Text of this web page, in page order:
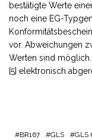
bestätigte Werte
noch eine EG-
vor. Abweichungen
Werten sind möglich.
[5] elektronisch
BR167 GLS GLS